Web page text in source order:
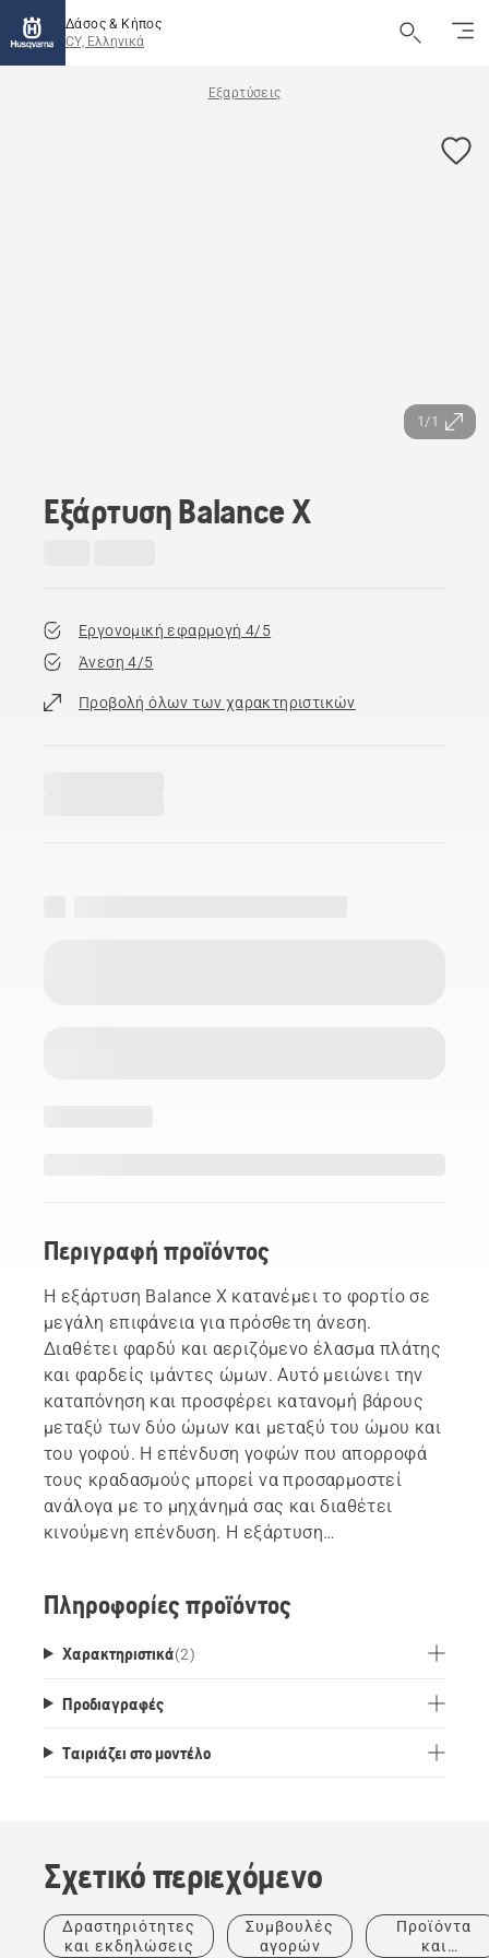
Δάσος & Κήπος
CY, Ελληνικά
Εξαρτύσεις
1/1
Εξάρτυση Balance X
Εργονομική εφαρμογή 4/5
Άνεση 4/5
Προβολή όλων των χαρακτηριστικών
Περιγραφή προϊόντος
Η εξάρτυση Balance X κατανέμει το φορτίο σε
μεγάλη επιφάνεια για πρόσθετη άνεση.
Διαθέτει φαρδύ και αεριζόμενο έλασμα πλάτης
και φαρδείς ιμάντες ώμων. Αυτό μειώνει την
καταπόνηση και προσφέρει κατανομή βάρους
μεταξύ των δύο ώμων και μεταξύ του ώμου και
του γοφού. Η επένδυση γοφών που απορροφά
τους κραδασμούς μπορεί να προσαρμοστεί
ανάλογα με το μηχάνημά σας και διαθέτει
κινούμενη επένδυση. Η εξάρτυση
απελευθέρωση βοηθάει στο να αφαιρέσετε το
ασφάλεια.
Πληροφορίες προϊόντος
Χαρακτηριστικά(2)
Προδιαγραφές
Ταιριάζει στο μοντέλο
Σχετικό περιεχόμενο
Δραστηριότητες
και εκδηλώσεις
Συμβουλές
αγορών
Προϊόντα
και